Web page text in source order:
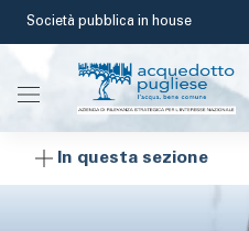
Salta
contenuto
principale
Società pubblica in house
In questa sezione